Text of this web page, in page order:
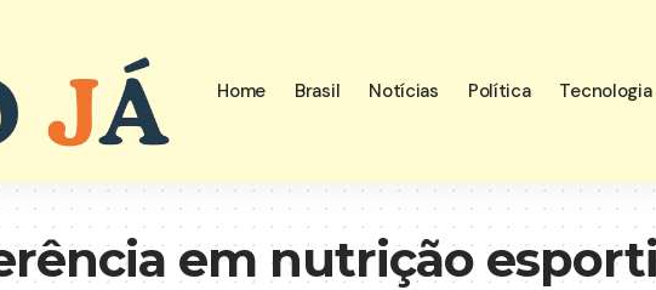
Home Brasil Notícias Política Tecnologia
em nutrição